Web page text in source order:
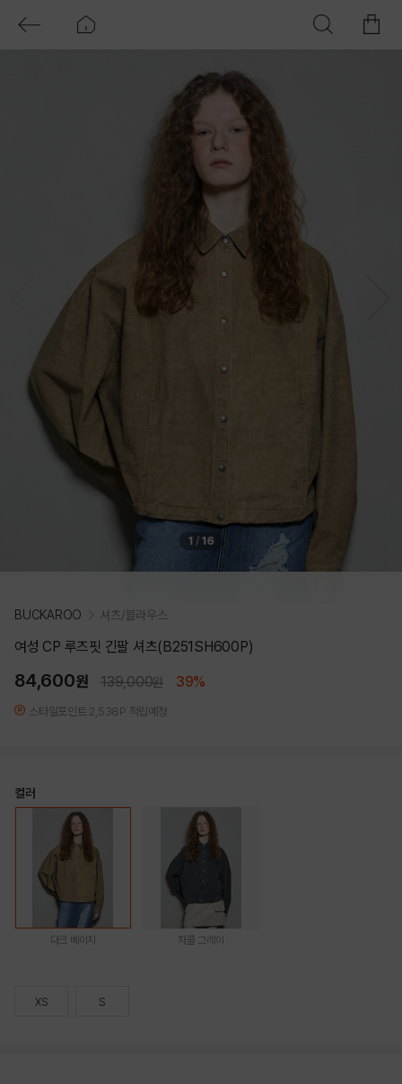
1 / 16
BUCKAROO 셔츠/블라우스
여성 CP 루즈핏 긴팔 셔츠(B251SH600P)
84,600원 139,000원 39%
스타일포인트 2,538P 적립예정
컬러
다크 베이지 차콜 그레이
XS S